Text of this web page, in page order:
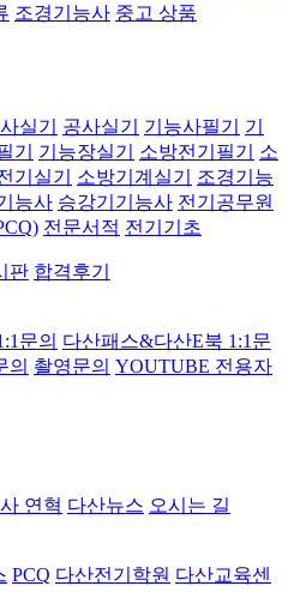
조경기능사 중고 상품
실기 공사실기 기능사필기
기
기 기능장실기 소방전기필기
소
기실기 소방기계실기
조경기능
능사 승강기기능사 전기공무원
전문서적 전기기초
판 합격후기
문의 다산패스&다산E북 1:1문
의 촬영문의 YOUTUBE 전용자
연혁 다산뉴스 오시는 길
PCQ 다산전기학원 다산교육센